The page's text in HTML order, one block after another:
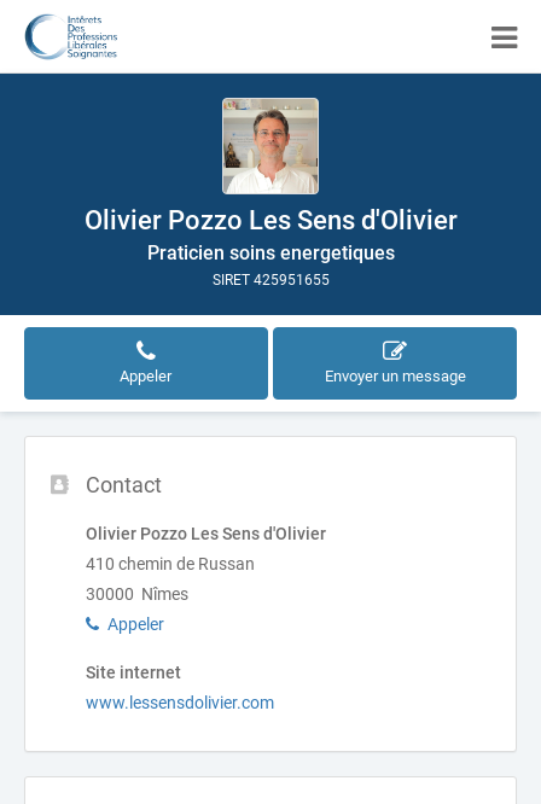
Olivier Pozzo Les Sens d'Olivier
Praticien soins energetiques
SIRET 425951655
Appeler Envoyer un message
Contact
Olivier Pozzo Les Sens d'Olivier
410 chemin de Russan
30000 Nîmes
Appeler
Site internet
www.lessensdolivier.com